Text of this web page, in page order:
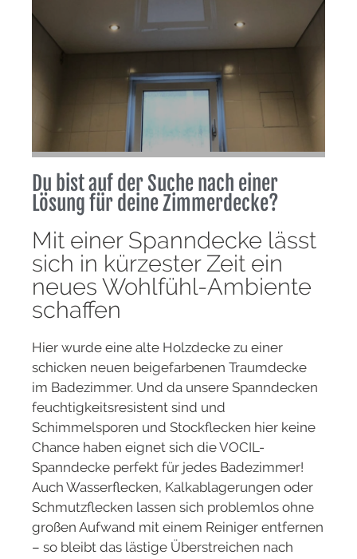
Du bist auf der Suche nach einer
Lösung für deine Zimmerdecke?
Mit einer Spanndecke lässt
sich in kürzester Zeit ein
neues Wohlfühl-Ambiente
schaffen
Hier wurde eine alte Holzdecke zu einer
schicken neuen beigefarbenen Traumdecke
im Badezimmer. Und da unsere Spanndecken
feuchtigkeitsresistent sind und
Schimmelsporen und Stockflecken hier keine
Chance haben eignet sich die VOCIL-
Spanndecke perfekt für jedes Badezimmer!
Auch Wasserflecken, Kalkablagerungen oder
Schmutzflecken lassen sich problemlos ohne
großen Aufwand mit einem Reiniger entfernen
– so bleibt das lästige Überstreichen nach